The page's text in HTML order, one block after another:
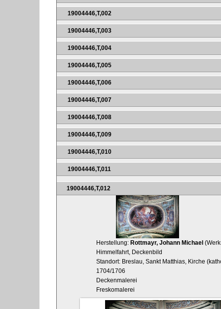
19004446,T,002
19004446,T,003
19004446,T,004
19004446,T,005
19004446,T,006
19004446,T,007
19004446,T,008
19004446,T,009
19004446,T,010
19004446,T,011
19004446,T,012
Herstellung: Rottmayr, Johann Michael
Himmelfahrt, Deckenbild
Standort: Breslau, Sankt Matthias, Kirche
1704/1706
Deckenmalerei
Freskomalerei